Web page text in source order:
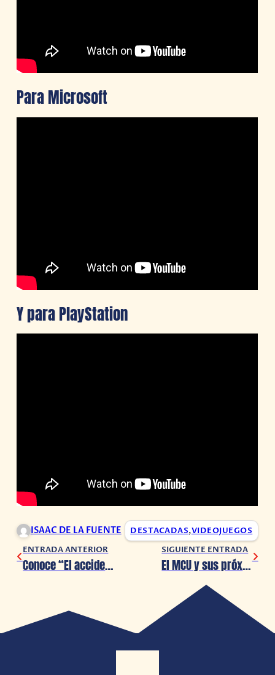
Para Microsoft
Y para PlayStation
ISAAC DE LA FUENTE DESTACADAS,VIDEOJUEGOS
ENTRADA ANTERIOR
Conoce “El accidente”, un desafío para los amantes de los rompecabezas ?
SIGUIENTE ENTRADA
El MCU y sus próximos estrenos en el 2020 a pesar del coronavirus